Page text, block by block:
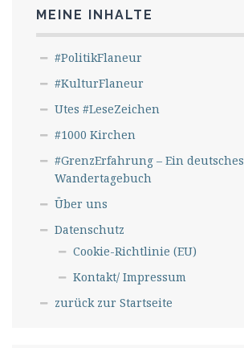
MEINE INHALTE
#PolitikFlaneur
#KulturFlaneur
Utes #LeseZeichen
#1000 Kirchen
#GrenzErfahrung – Ein deutsches
Wandertagebuch
Über uns
Datenschutz
Cookie-Richtlinie (EU)
Kontakt/ Impressum
zurück zur Startseite